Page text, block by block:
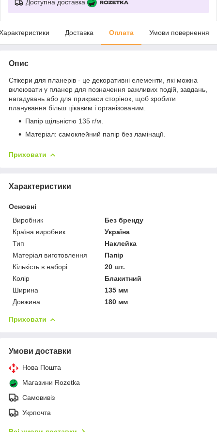
Доступна доставка
Доставка Оплата Умови повернення
Опис
Стікери для планерів - це декоративні елементи, які можна
вклеювати у планер для позначення важливих подій, завдань,
нагадувань або для прикраси сторінок, щоб зробити
планування більш цікавим і організованим.
Папір щільністю 135 г/м.
Матеріал: самоклейний папір без ламінації.
Приховати
Характеристики
Основні
Виробник
Без бренду
Країна виробник
Україна
Тип
Наклейка
Матеріал виготовлення
Папір
Кількість в наборі
20 шт.
Колір
Блакитний
Ширина
135 мм
Довжина
180 мм
Приховати
Умови доставки
Нова Пошта
Магазини Rozetka
Самовивіз
Укрпочта